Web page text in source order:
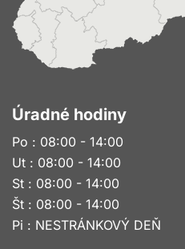
Úradné hodiny
Po : 08:00 - 14:00
Ut : 08:00 - 14:00
St : 08:00 - 14:00
Št : 08:00 - 14:00
Pi : NESTRÁNKOVÝ DEŇ